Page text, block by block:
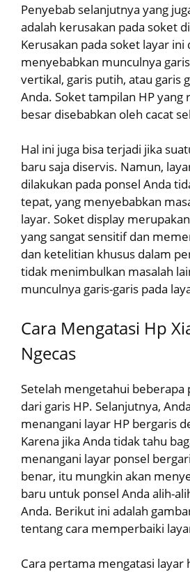
Penyebab selanjutnya yang
adalah kerusakan pada soket
Kerusakan pada soket layar ini
menyebabkan munculnya
vertikal, garis putih, atau garis
Anda. Soket tampilan HP yang
besar disebabkan oleh cacat
Hal ini juga bisa terjadi jika
baru saja diservis. Namun,
dilakukan pada ponsel Anda
tepat, yang menyebabkan
layar. Soket display
yang sangat sensitif dan
dan ketelitian khusus dalam
tidak menimbulkan masalah
munculnya garis-garis pada
Cara Mengatasi Hp
Ngecas
Setelah mengetahui beberapa
dari garis HP. Selanjutnya,
menangani layar HP bergaris
Karena jika Anda tidak tahu
menangani layar ponsel
benar, itu mungkin akan
baru untuk ponsel Anda alih-
Anda. Berikut ini adalah
tentang cara memperbaiki
Cara pertama mengatasi layar